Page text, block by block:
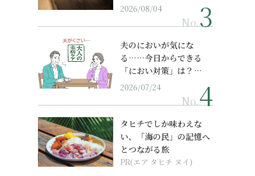
2026/08/04
No.
夫のにおいが気にな
る……今日からできる
「におい対策」は？…
2026/07/24
No.
タヒチでしか味わえな
い、「海の民」の記憶へ
とつながる旅
PR(エア タヒチ ヌイ)